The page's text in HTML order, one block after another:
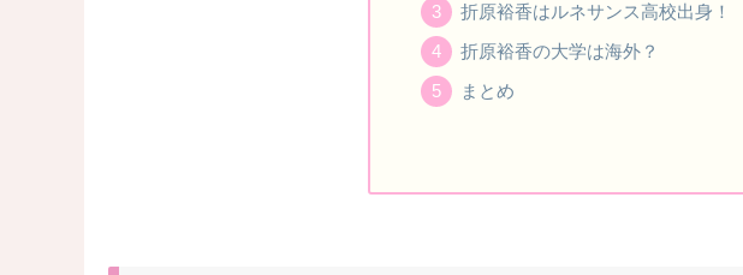
折原裕香はルネサンス高校出身！
折原裕香の大学は海外？
まとめ